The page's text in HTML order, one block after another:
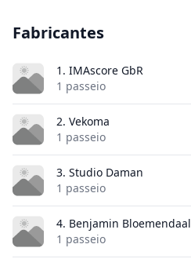
Fabricantes
1. IMAscore GbR
1 passeio
2. Vekoma
1 passeio
3. Studio Daman
1 passeio
4. Benjamin Bloemendaal
1 passeio